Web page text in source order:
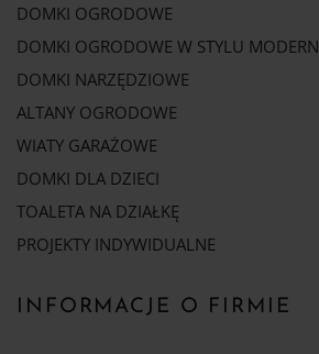
DOMKI OGRODOWE
DOMKI OGRODOWE W STYLU MODERN
DOMKI NARZĘDZIOWE
ALTANY OGRODOWE
WIATY GARAŻOWE
DOMKI DLA DZIECI
TOALETA NA DZIAŁKĘ
PROJEKTY INDYWIDUALNE
INFORMACJE O FIRMIE